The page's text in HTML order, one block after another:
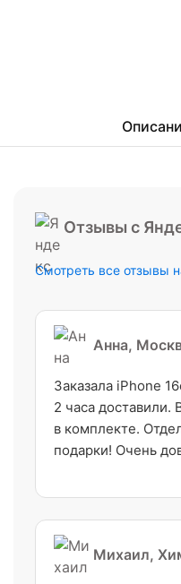
Отзывы с
Смотреть все отзывы
Анна,
Заказала iPhone
2 часа доставили.
в комплекте.
подарки! Очень
Михаил,